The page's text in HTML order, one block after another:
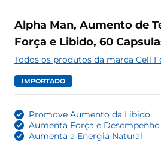
Alpha Man, Aumento de
Força e Libido, 60
Todos os produtos da marca Cell
IMPORTADO
Promove Aumento da Libido
Aumenta Força e Desempenho
Aumenta a Energia Natural